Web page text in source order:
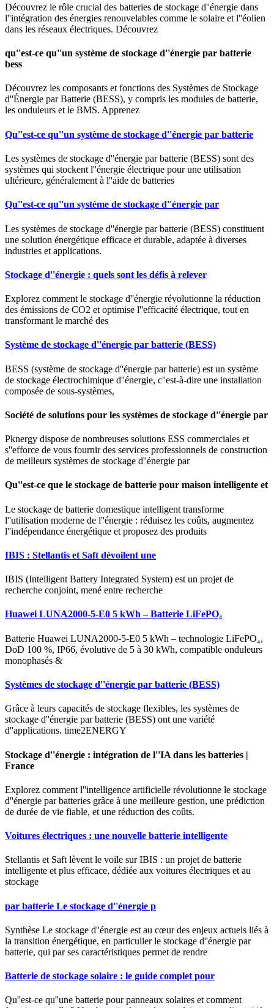
Découvrez le rôle crucial des batteries de stockage d''énergie dans
l''intégration des énergies renouvelables comme le solaire et l''éolien
dans les réseaux électriques. Découvrez
qu''est-ce qu''un système de stockage d''énergie par batterie
bess
Découvrez les composants et fonctions des Systèmes de Stockage
d''Énergie par Batterie (BESS), y compris les modules de batterie,
les onduleurs et le BMS. Apprenez
Qu''est-ce qu''un système de stockage d''énergie par batterie
Les systèmes de stockage d''énergie par batterie (BESS) sont des
systèmes qui stockent l''énergie électrique pour une utilisation
ultérieure, généralement à l''aide de batteries
Qu''est-ce qu''un système de stockage d''énergie par
Les systèmes de stockage d''énergie par batterie (BESS) constituent
une solution énergétique efficace et durable, adaptée à diverses
industries et applications.
Stockage d''énergie : quels sont les défis à relever
Explorez comment le stockage d''énergie révolutionne la réduction
des émissions de CO2 et optimise l''efficacité électrique, tout en
transformant le marché des
Système de stockage d''énergie par batterie (BESS)
BESS (système de stockage d''énergie par batterie) est un système
de stockage électrochimique d''énergie, c''est-à-dire une installation
composée de sous-systèmes,
Société de solutions pour les systèmes de stockage d''énergie par
Pknergy dispose de nombreuses solutions ESS commerciales et
s''efforce de vous fournir des services professionnels de construction
de meilleurs systèmes de stockage d''énergie par
Qu''est-ce que le stockage de batterie pour maison intelligente et
Le stockage de batterie domestique intelligent transforme
l''utilisation moderne de l''énergie : réduisez les coûts, augmentez
l''indépendance énergétique et proposez des produits
IBIS : Stellantis et Saft dévoilent une
IBIS (Intelligent Battery Integrated System) est un projet de
recherche conjoint, mené entre recherche
Huawei LUNA2000-5-E0 5 kWh – Batterie LiFePO₄
Batterie Huawei LUNA2000-5-E0 5 kWh – technologie LiFePO₄,
DoD 100 %, IP66, évolutive de 5 à 30 kWh, compatible onduleurs
monophasés &
Systèmes de stockage d''énergie par batterie (BESS)
Grâce à leurs capacités de stockage flexibles, les systèmes de
stockage d''énergie par batterie (BESS) ont une variété
d''applications. time2ENERGY
Stockage d''énergie : intégration de l''IA dans les batteries |
France
Explorez comment l''intelligence artificielle révolutionne le stockage
d''énergie par batteries grâce à une meilleure gestion, une prédiction
de durée de vie fiable, et une réduction des coûts.
Voitures électriques : une nouvelle batterie intelligente
Stellantis et Saft lèvent le voile sur IBIS : un projet de batterie
intelligente et plus efficace, dédiée aux voitures électriques et au
stockage
par batterie Le stockage d''énergie p
Synthèse Le stockage d''énergie est au cœur des enjeux actuels liés à
la transition énergétique, en particulier le stockage d''énergie par
batterie, qui par ses caractéristiques permet de rendre
Batterie de stockage solaire : le guide complet pour
Qu''est-ce qu''une batterie pour panneaux solaires et comment